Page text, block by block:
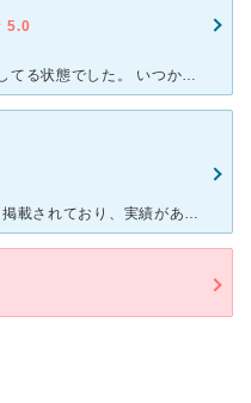
5.0
親知らずが横向きに生え少し顔を出してる状態でした。 いつか抜く日がくるだろうと思ってましたがついに痛みが出始めました。 抜くのも怖くてなかなか歯医者に行く決心がつかなかったのですが 知り合いの人に
HP等で親知らずについてのブログも掲載されており、実績があるようでしたのでこちらの歯科で親知らずの抜歯をお願いしました。 とてもテンションの高い先生で、はじめは逆に不安になりましたが、しっかりとレン